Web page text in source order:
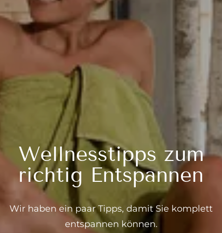
---
Wellnesstipps zum
richtig Entspannen
Wir haben ein paar Tipps, damit Sie komplett
entspannen können.